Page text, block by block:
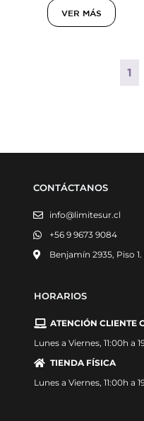
VER MÁS
1
CONTÁCTANOS
info@limitesur.cl
+56 9 9673 9084
Benjamín 2935, Piso
HORARIOS
ATENCIÓN CLIENTE
Lunes a Viernes, 11:00h a
TIENDA FÍSICA
Lunes a Viernes, 11:00h a